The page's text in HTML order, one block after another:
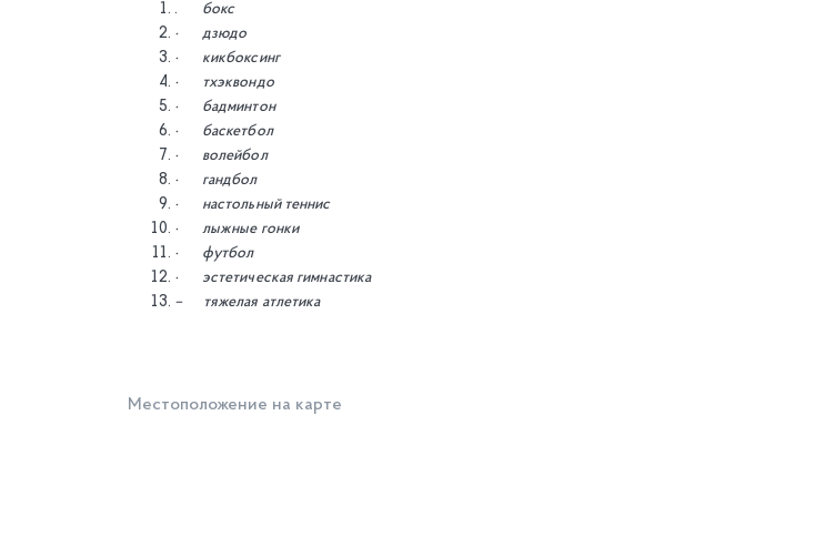
. бокс
· дзюдо
· кикбоксинг
·
тхэквондо
· бадминтон
· баскетбол
· волейбол
· гандбол
· настольный теннис
· лыжные гонки
· футбол
· эстетическая гимнастика
– тяжелая атлетика
Местоположение на карте